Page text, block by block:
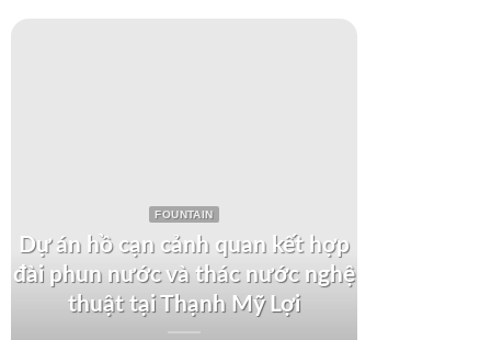
FOUNTAIN
Dự án hồ cạn cảnh quan kết hợp
đài phun nước và thác nước nghệ
thuật tại Thạnh Mỹ Lợi